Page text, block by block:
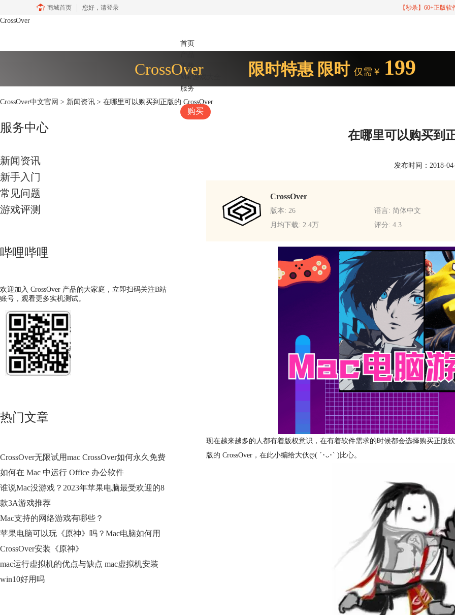
商城首页 您好， 请登录 【秒杀】60+正版
CrossOver
首页
下载
Mac游戏大全
服务
购买
CrossOver 限时特惠 限时 仅需￥ 199
CrossOver中文官网 > 新闻资讯 > 在哪里可以购买到正版的 CrossOver
服务中心
新闻资讯
新手入门
常见问题
游戏评测
哔哩哔哩
欢迎加入 CrossOver 产品的大家庭，立即扫码关注B站
账号，观看更多实机测试。
热门文章
CrossOver无限试用mac CrossOver如何永久免费
如何在 Mac 中运行 Office 办公软件
谁说Mac没游戏？2023年苹果电脑最受欢迎的8
款3A游戏推荐
Mac支持的网络游戏有哪些？
苹果电脑可以玩《原神》吗？Mac电脑如何用
CrossOver安装《原神》
mac运行虚拟机的优点与缺点 mac虚拟机安装
win10好用吗
在哪里可以购买到
发布时间：2018-
CrossOver
版本: 26
语言: 简体中文
月均下载: 2.4万
评分: 4.3
现在越来越多的人都有着版权意识，在有着软件需求的时候都会选择购买正版
版的 CrossOver，在此小编给大伙ღ( ´･ᴗ･` )比心。